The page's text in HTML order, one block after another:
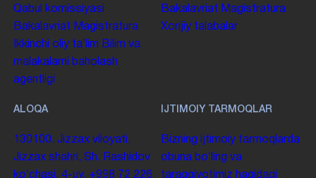
Qabul komissiyasi
Bakalavriat Magistratura
Ikkinchi oliy taʼlim Bilim va
malakalarni baholash
agentligi
Bakalavriat Magistratura
Xorijiy talabalar
ALOQA
130100. Jizzax viloyati,
Jizzax shahri, Sh. Rashidov
koʻchasi, 4-uy. +998 72 226
IJTIMOIY TARMOQLAR
Bizning ijtimoiy tarmoqlarda
obuna boʻling va
taraqqiyotimiz haqidagi